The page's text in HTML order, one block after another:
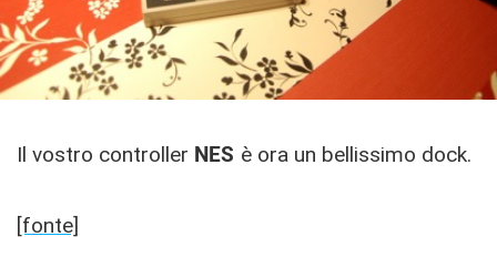
Il vostro controller NES è ora un bellissimo dock.
[fonte]